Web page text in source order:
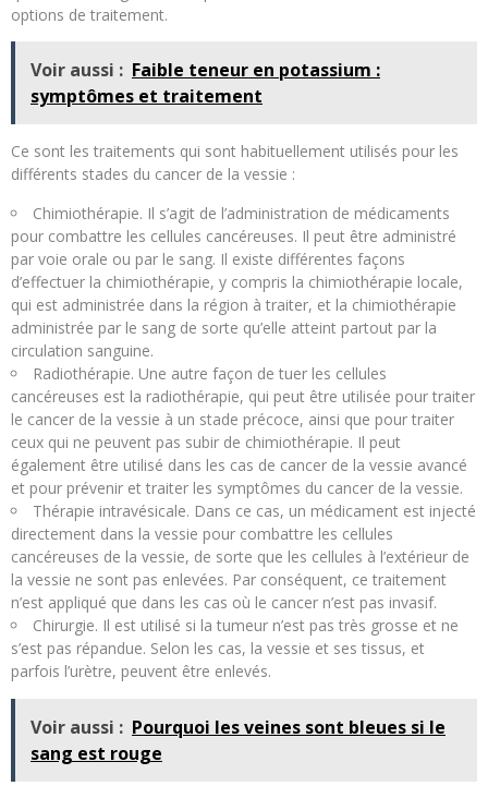
options de traitement.
Voir aussi : Faible teneur en potassium :
symptômes et traitement
Ce sont les traitements qui sont habituellement utilisés pour les
différents stades du cancer de la vessie :
Chimiothérapie. Il s’agit de l’administration de médicaments
pour combattre les cellules cancéreuses. Il peut être administré
par voie orale ou par le sang. Il existe différentes façons
d’effectuer la chimiothérapie, y compris la chimiothérapie locale,
qui est administrée dans la région à traiter, et la chimiothérapie
administrée par le sang de sorte qu’elle atteint partout par la
circulation sanguine.
Radiothérapie. Une autre façon de tuer les cellules
cancéreuses est la radiothérapie, qui peut être utilisée pour traiter
le cancer de la vessie à un stade précoce, ainsi que pour traiter
ceux qui ne peuvent pas subir de chimiothérapie. Il peut
également être utilisé dans les cas de cancer de la vessie avancé
et pour prévenir et traiter les symptômes du cancer de la vessie.
Thérapie intravésicale. Dans ce cas, un médicament est injecté
directement dans la vessie pour combattre les cellules
cancéreuses de la vessie, de sorte que les cellules à l’extérieur de
la vessie ne sont pas enlevées. Par conséquent, ce traitement
n’est appliqué que dans les cas où le cancer n’est pas invasif.
Chirurgie. Il est utilisé si la tumeur n’est pas très grosse et ne
s’est pas répandue. Selon les cas, la vessie et ses tissus, et
parfois l’urètre, peuvent être enlevés.
Voir aussi : Pourquoi les veines sont bleues si le
sang est rouge